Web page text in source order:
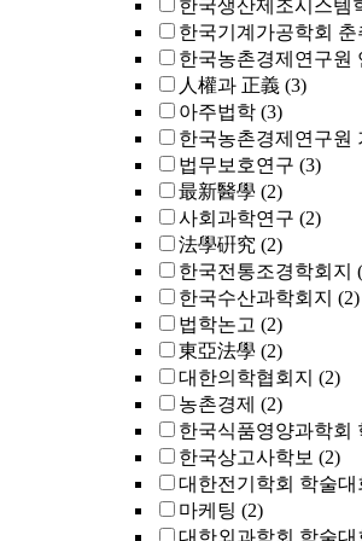
한국생산제조시스템
한국기계가공학회
한국농촌경제연구원
人權과 正義 (3)
아주법학 (3)
한국농촌경제연구원
법무보호연구 (3)
最新醫學 (2)
사회과학연구 (2)
法學硏究 (2)
한국전통조경학회지
한국수산과학회지 (2)
법학논고 (2)
東亞法學 (2)
대한의학협회지 (2)
농촌경제 (2)
한국식품영양과학회
한국상고사학보 (2)
대한전기학회 학술대
마케팅 (2)
대한외과학회 학술대